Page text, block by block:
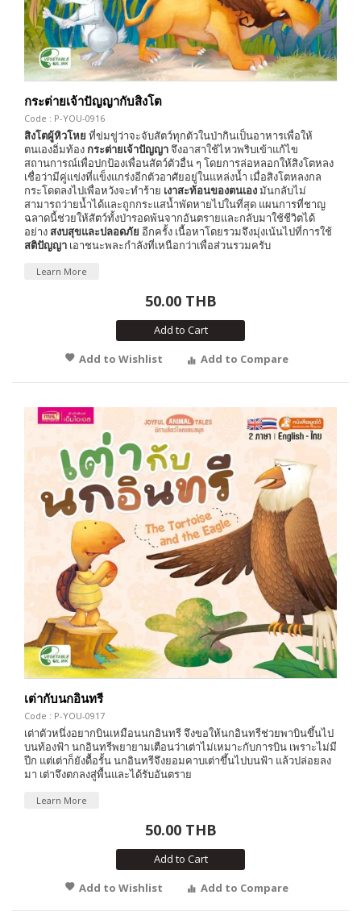
กระต่ายเจ้าปัญญากับสิงโต
Code : P-YOU-0916
สิงโตผู้หิวโหย ที่ข่มขู่ว่าจะจับสัตว์ทุกตัวในป่ากินเป็นอาหารเพื่อให้
ตนเองอิ่มท้องกระต่ายเจ้าปัญญาจึงอาสาใช้ไหวพริบเข้าแก้ไข
สถานการณ์เพื่อปกป้องเพื่อนสัตว์ตัวอื่น ๆ โดยการล่อหลอกให้สิงโตหลง
เชื่อว่ามีคู่แข่งที่แข็งแกร่งอีกตัวอาศัยอยู่ในแหล่งน้ำ เมื่อสิงโตหลงกล
กระโดดลงไปเพื่อหวังจะทำร้าย เงาสะท้อนของตนเองมันกลับไม่
สามารถว่ายน้ำได้และถูกกระแสน้ำพัดหายไปในที่สุด แผนการที่ชาญ
ฉลาดนี้ช่วยให้สัตว์ทั้งป่ารอดพ้นจากอันตรายและกลับมาใช้ชีวิตได้
อย่างสงบสุขและปลอดภัย อีกครั้ง เนื้อหาโดยรวมจึงมุ่งเน้นไปที่การใช้
สติปัญญา เอาชนะพละกำลังที่เหนือกว่าเพื่อส่วนรวมครับ
Learn More
50.00 THB
Add to Cart
Add to Wishlist
Add to Compare
เต่ากับนกอินทรี
Code : P-YOU-0917
เต่าตัวหนึ่งอยากบินเหมือนนกอินทรี จึงขอให้นกอินทรีช่วยพาบินขึ้นไป
บนท้องฟ้า นกอินทรีพยายามเตือนว่าเต่าไม่เหมาะกับการบิน เพราะไม่มี
ปีก แต่เต่าก็ยังดื้อรั้น นกอินทรีจึงยอมคาบเต่าขึ้นไปบนฟ้า แล้วปล่อยลง
มา เต่าจึงตกลงสู่พื้นและได้รับอันตราย
Learn More
50.00 THB
Add to Cart
Add to Wishlist
Add to Compare